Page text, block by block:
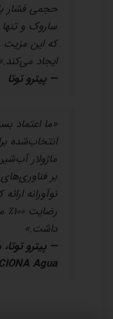
حجمی فشار
ساروک و
که این مزیت
ایجاد می‌کند.»
— پیترو توتا
«ما اعتماد
انتخاب‌شده
ماژولار
بر
نوآورانه
داشت.»
— پیترو
Agua